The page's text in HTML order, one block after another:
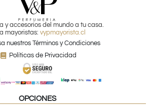
y accesorios del mundo a tu casa.
mayoristas: vypmayorista.cl
nuestros Términos y Condiciones
Políticas de Privacidad
OPCIONES